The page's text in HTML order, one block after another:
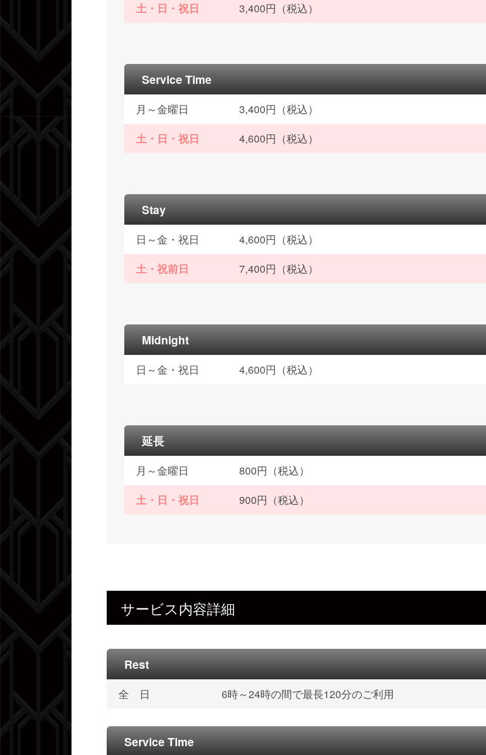
土・日・祝日
3,400円（税込）
Service Time
月～金曜日
3,400円（税込）
土・日・祝日
4,600円（税込）
Stay
日～金・祝日
4,600円（税込）
土・祝前日
7,400円（税込）
Midnight
日～金・祝日 4,600円（税込）
延長
月～金曜日
800円（税込）
土・日・祝日
900円（税込）
サービス内容詳細
Rest
全 日 6時～24時の間で最長120分のご利用
Service Time